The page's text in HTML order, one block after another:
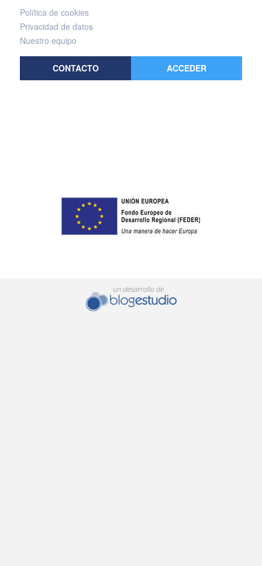
Política de cookies
Privacidad de datos
Nuestro equipo
CONTACTO ACCEDER